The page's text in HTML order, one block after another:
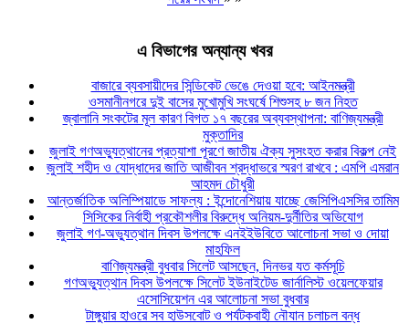
এ বিভাগের অন্যান্য খবর
বাজারে ব্যবসায়ীদের সিন্ডিকেট ভেঙে দেওয়া হবে: আইনমন্ত্রী
ওসমানীনগরে দুই বাসের মুখোমুখি সংঘর্ষে শিশুসহ ৮ জন নিহত
জ্বালানি সংকটের মূল কারণ বিগত ১৭ বছরের অব্যবস্থাপনা: বাণিজ্যমন্ত্রী
মুক্তাদির
জুলাই গণঅভ্যুত্থানের প্রত্যাশা পূরণে জাতীয় ঐক্য সুসংহত করার বিকল্প নেই
জুলাই শহীদ ও যোদ্ধাদের জাতি আজীবন শ্রদ্ধাভরে স্মরণ রাখবে : এমপি এমরান
আহমদ চৌধুরী
আন্তর্জাতিক অলিম্পিয়াডে সাফল্য : ইন্দোনেশিয়ায় যাচ্ছে জেসিপিএসসির তামিম
সিসিকের নির্বাহী প্রকৌশলীর বিরুদ্ধে অনিয়ম-দুর্নীতির অভিযোগ
জুলাই গণ-অভ্যুত্থান দিবস উপলক্ষে এনইইউবিতে আলোচনা সভা ও দোয়া
মাহফিল
বাণিজ্যমন্ত্রী বুধবার সিলেট আসছেন, দিনভর যত কর্মসূচি
গণঅভ্যুত্থান দিবস উপলক্ষে সিলেট ইউনাইটেড জার্নালিস্ট ওয়েলফেয়ার
এসোসিয়েশন এর আলোচনা সভা বুধবার
টাঙ্গুয়ার হাওরে সব হাউসবোট ও পর্যটকবাহী নৌযান চলাচল বন্ধ